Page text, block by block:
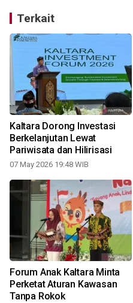
Terkait
Kaltara Dorong Investasi
Berkelanjutan Lewat
Pariwisata dan Hilirisasi
07 May 2026 19:48 WIB
Forum Anak Kaltara Minta
Perketat Aturan Kawasan
Tanpa Rokok